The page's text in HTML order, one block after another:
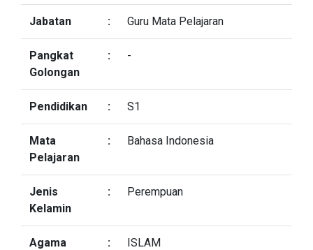
Jabatan : Guru Mata Pelajaran
Pangkat
Golongan
: -
Pendidikan : S1
Mata
Pelajaran
: Bahasa Indonesia
Jenis
Kelamin
: Perempuan
Agama : ISLAM